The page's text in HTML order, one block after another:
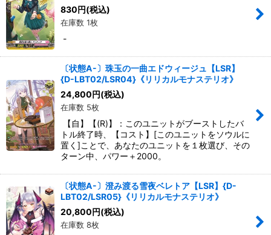
830円(税込)
在庫数 1枚
-
〔状態A-〕珠玉の一曲エドウィージュ【LSR】
{D-LBT02/LSR04}《リリカルモナステリオ》
24,800円(税込)
在庫数 5枚
【自】【(R)】：このユニットがブーストしたバ
トル終了時、【コスト】[このユニットをソウルに
置く]ことで、あなたのユニットを１枚選び、その
ターン中、パワー＋2000。
〔状態A-〕澄み渡る雪夜ベレトア【LSR】{D-
LBT02/LSR05}《リリカルモナステリオ》
20,800円(税込)
在庫数 8枚